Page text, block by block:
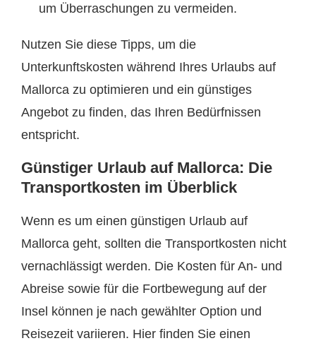
um Überraschungen zu vermeiden.
Nutzen Sie diese Tipps, um die
Unterkunftskosten während Ihres Urlaubs auf
Mallorca zu optimieren und ein günstiges
Angebot zu finden, das Ihren Bedürfnissen
entspricht.
Günstiger Urlaub auf Mallorca: Die
Transportkosten im Überblick
Wenn es um einen günstigen Urlaub auf
Mallorca geht, sollten die Transportkosten nicht
vernachlässigt werden. Die Kosten für An- und
Abreise sowie für die Fortbewegung auf der
Insel können je nach gewählter Option und
Reisezeit variieren. Hier finden Sie einen